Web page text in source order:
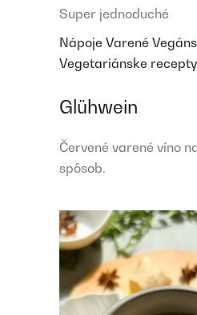
Super jednoduché
Nápoje Varené
Vegetariánske recepty
Glühwein
Červené varené víno
spôsob.